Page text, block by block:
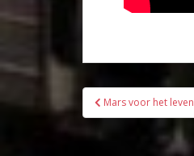
Bericht
navigatie
Mars voor het leven